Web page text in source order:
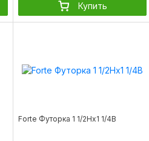
Купить
Forte Футорка 1 1/2Нх1 1/4В